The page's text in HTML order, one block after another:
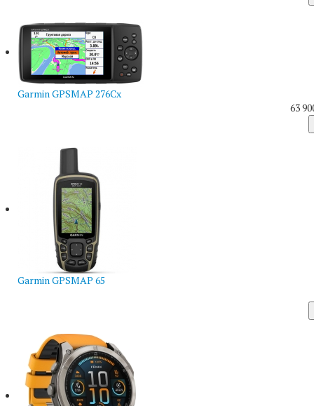
Garmin GPSMAP 276Cx
63
Garmin GPSMAP 65